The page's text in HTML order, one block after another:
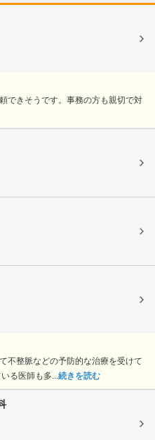
できそうです。事務の方も親切で対
不整脈などの予防的な治療を受けて
る医師も多... 続きを読む